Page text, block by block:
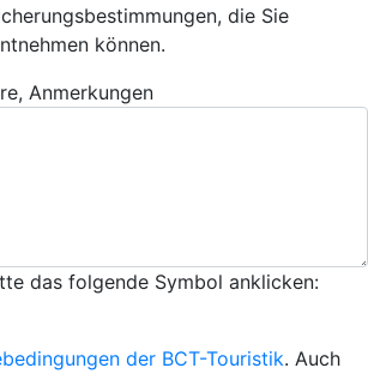
die Sie
können.
Anmerkungen
das folgende Symbol anklicken:
der BCT-Touristik. Auch